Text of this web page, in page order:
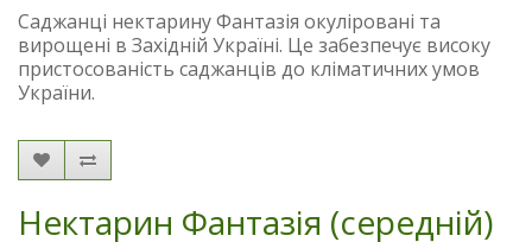
Саджанці нектарину Фантазія окуліровані та
вирощені в Західній Україні. Це забезпечує високу
пристосованість саджанців до кліматичних умов
України.
Нектарин Фантазія (середній)